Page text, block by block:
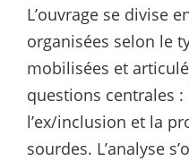
L’ouvrage se divise
organisées selon le
mobilisées et
questions centrales :
l’ex/inclusion et la
sourdes. L’analyse